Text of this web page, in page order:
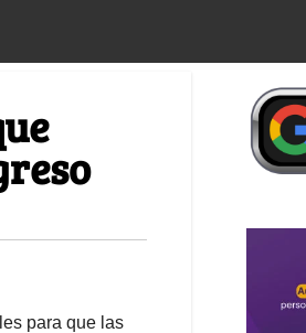
para que las